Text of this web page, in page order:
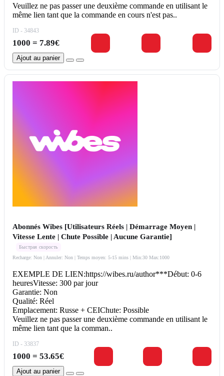
Veuillez ne pas passer une deuxième commande en utilisant le
même lien tant que la commande en cours n'est pas..
ID - 34843
1000 = 7.89€
Ajout au panier
Abonnés Wibes [Utilisateurs Réels | Démarrage Moyen |
Vitesse Lente | Chute Possible | Aucune Garantie]
Быстрая скорость
Recharge: Non | Annuler: Non | Temps moyen: 5-15 mins | Min:30 Max:1000
EXEMPLE DE LIEN:https://wibes.ru/author***Début: 0-6
heuresVitesse: 300 par jour
Garantie: Non
Qualité: Réel
Emplacement: Russe + CEIChute: Possible
Veuillez ne pas passer une deuxième commande en utilisant le
même lien tant que la comman..
ID - 33837
1000 = 53.65€
Ajout au panier